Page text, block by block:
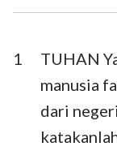
Ezra
Ester
Mazmur
Pengkhotbah
1
TUHAN
manusia
dari